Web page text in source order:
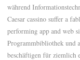
während
Caesar cassino suffer a
performing app and web
Programmbibliothek und
beschäftigen für ziemlich